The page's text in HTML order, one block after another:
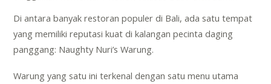
Di antara banyak restoran populer di Bali, ada satu tempat
yang memiliki reputasi kuat di kalangan pecinta daging
panggang: Naughty Nuri’s Warung.
Warung yang satu ini terkenal dengan satu menu utama